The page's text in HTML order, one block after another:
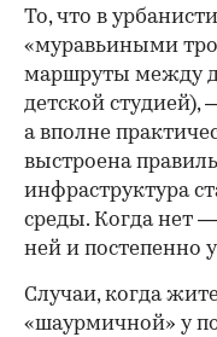
То, что в
«муравьиными
маршруты между
детской студией),
а вполне
выстроена
инфраструктура
среды. Когда нет
ней и постепенно
Случаи, когда
«шаурмичной» у